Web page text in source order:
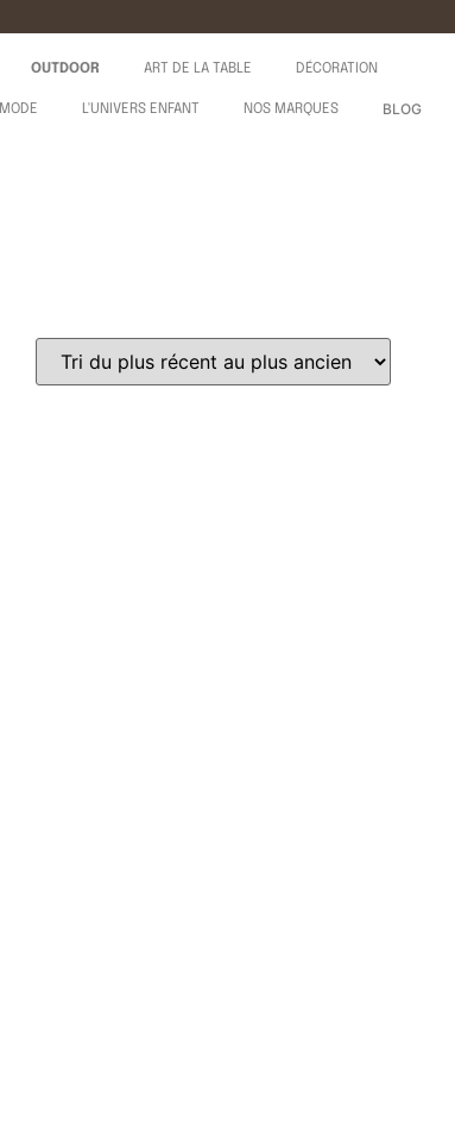
OUTDOOR ART DE LA TABLE DÉCORATION
MODE L'UNIVERS ENFANT NOS MARQUES BLOG